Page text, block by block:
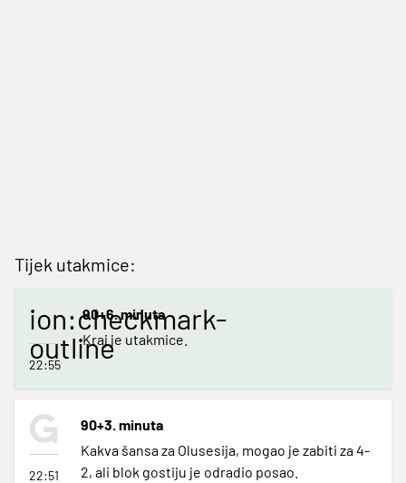
Tijek utakmice:
ion:checkmark-
outline
22:55
90+6. minuta
Kraj je utakmice.
22:51
90+3. minuta
Kakva šansa za Olusesija, mogao je zabiti za 4-
2, ali blok gostiju je odradio posao.